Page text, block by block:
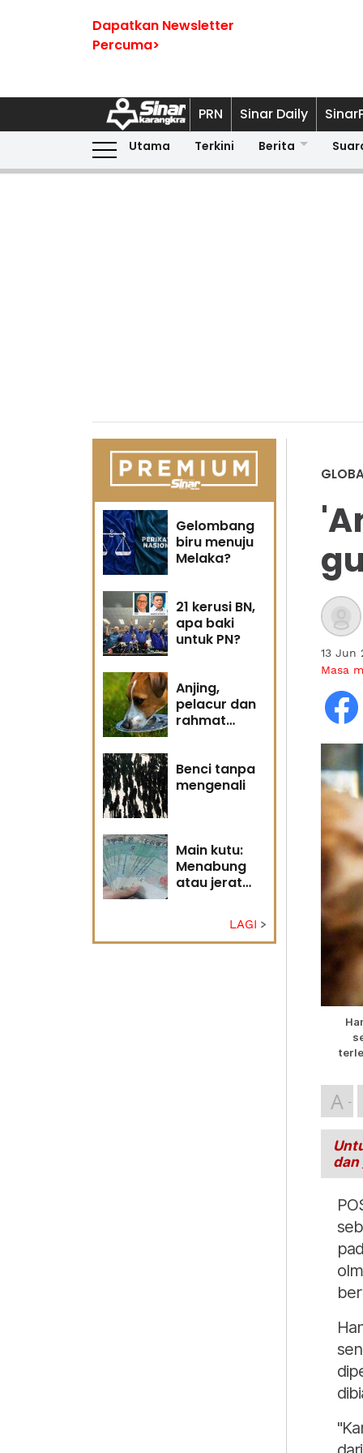
Dapatkan Newsletter
Percuma>
PRN Sinar Daily
Utama Terkini Berita
Gelombang
biru menuju
Melaka?
21 kerusi BN,
apa baki
untuk PN?
Anjing,
pelacur dan
rahmat
Benci tanpa
mengenali
Main kutu:
Menabung
atau jerat
LAGI
13 Jun
Masa
A
dan